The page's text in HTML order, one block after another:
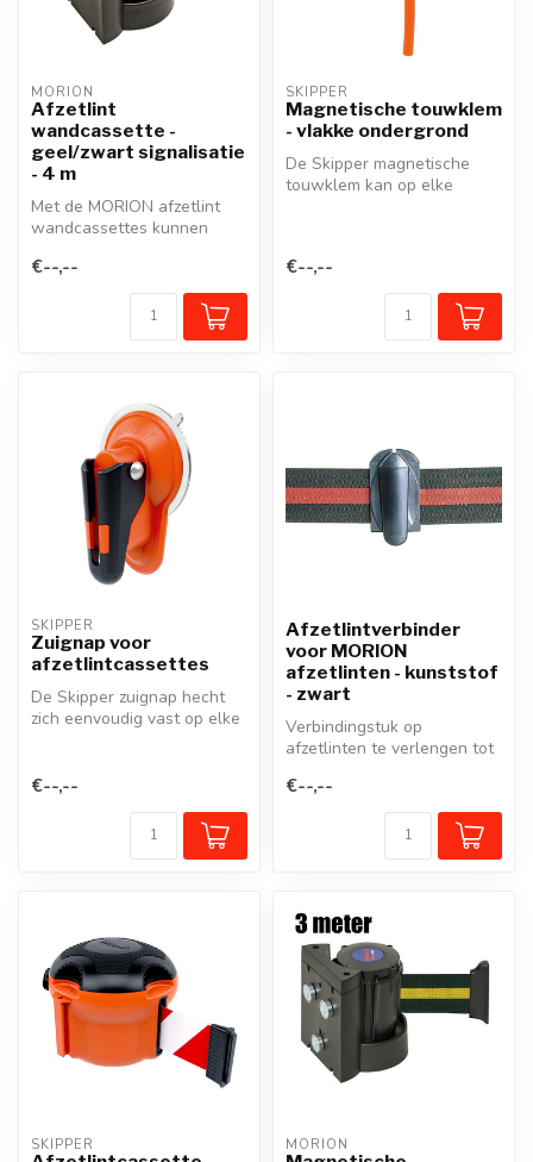
MORION
Afzetlint
wandcassette -
geel/zwart signalisatie
- 4 m
Met de MORION afzetlint
wandcassettes kunnen
snel en effe...
€--,--
SKIPPER
Magnetische touwklem
- vlakke ondergrond
De Skipper magnetische
touwklem kan op elke
€--,--
SKIPPER
Zuignap voor
afzetlintcassettes
De Skipper zuignap hecht
zich eenvoudig vast op elke
€--,--
Afzetlintverbinder
voor MORION
afzetlinten - kunststof
- zwart
Verbindingstuk op
afzetlinten te verlengen tot
MORION af...
€--,--
SKIPPER MORION